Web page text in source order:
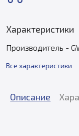
Характеристики
Производитель -
Все характеристики
Описание